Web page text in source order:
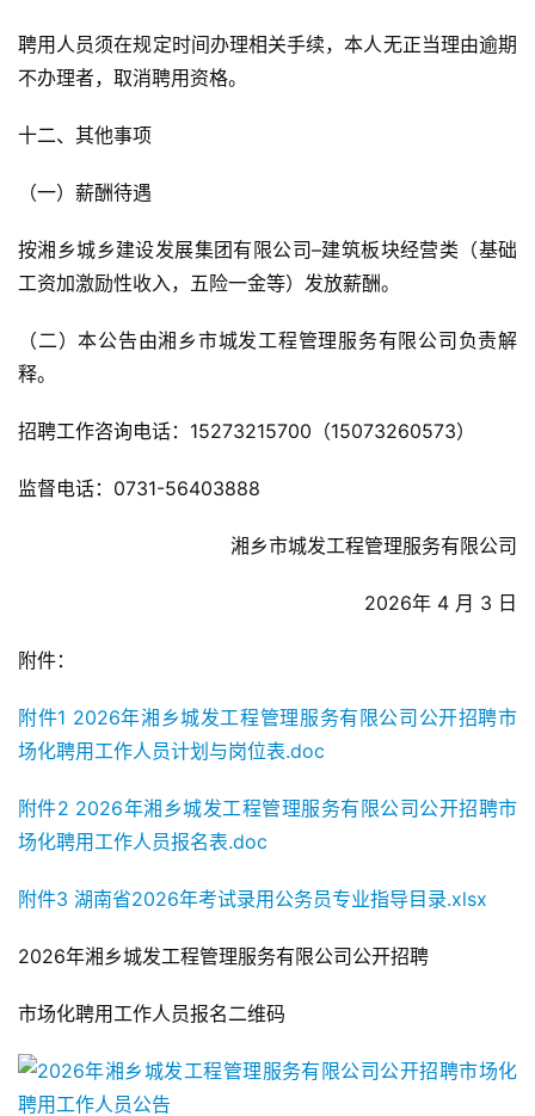
聘用人员须在规定时间办理相关手续，本人无正当理由逾期
不办理者，取消聘用资格。
十二、其他事项
（一）薪酬待遇
按湘乡城乡建设发展集团有限公司–建筑板块经营类（基础
工资加激励性收入，五险一金等）发放薪酬。
（二）本公告由湘乡市城发工程管理服务有限公司负责解
释。
招聘工作咨询电话：15273215700（15073260573）
监督电话：0731-56403888
湘乡市城发工程管理服务有限公司
2026年 4 月 3 日
附件：
附件1 2026年湘乡城发工程管理服务有限公司公开招聘市
场化聘用工作人员计划与岗位表.doc
附件2 2026年湘乡城发工程管理服务有限公司公开招聘市
场化聘用工作人员报名表.doc
附件3 湖南省2026年考试录用公务员专业指导目录.xlsx
2026年湘乡城发工程管理服务有限公司公开招聘
市场化聘用工作人员报名二维码